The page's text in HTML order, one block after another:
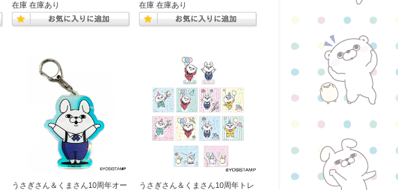
在庫 在庫あり
在庫 在庫あり
うさぎさん＆くまさん10周年オー
うさぎさん＆くまさん10周年トレ